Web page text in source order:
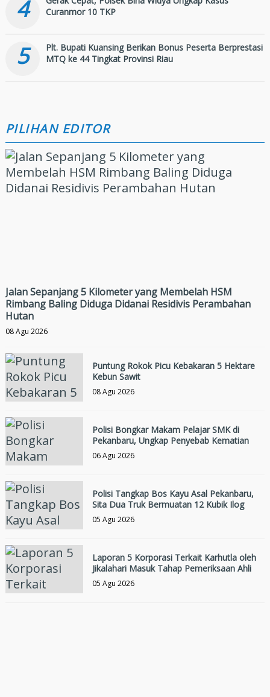
4
Curanmor 10 TKP
5
Plt. Bupati Kuansing Berikan Bonus Peserta Berprestasi
MTQ ke 44 Tingkat Provinsi Riau
PILIHAN EDITOR
Jalan Sepanjang 5 Kilometer yang Membelah HSM
Rimbang Baling Diduga Didanai Residivis Perambahan
Hutan
08 Agu 2026
Puntung Rokok Picu Kebakaran 5 Hektare
Kebun Sawit
08 Agu 2026
Polisi Bongkar Makam Pelajar SMK di
Pekanbaru, Ungkap Penyebab Kematian
06 Agu 2026
Polisi Tangkap Bos Kayu Asal Pekanbaru,
Sita Dua Truk Bermuatan 12 Kubik Ilog
05 Agu 2026
Laporan 5 Korporasi Terkait Karhutla oleh
Jikalahari Masuk Tahap Pemeriksaan Ahli
05 Agu 2026